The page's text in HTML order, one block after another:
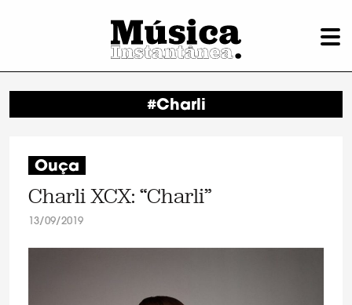
#Charli
Ouça
Charli XCX: “Charli”
13/09/2019